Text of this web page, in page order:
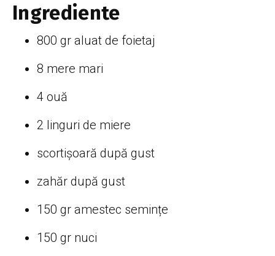
Ingrediente
800 gr aluat de foietaj
8 mere mari
4 ouă
2 linguri de miere
scortișoară după gust
zahăr după gust
150 gr amestec semințe
150 gr nuci